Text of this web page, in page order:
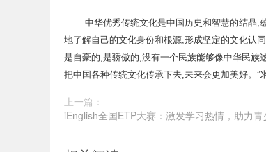
中华优秀传统文化是中国历史和智慧的结晶,
地了解自己的文化身份和根源,形成坚定的文化认
是自豪的,是骄傲的,没有一个民族能够像中华民族
把中国各种传统文化传承下去,未来会更加美好。”
上一篇：
iEnglish全国ETP大赛：激发学习热情，助力